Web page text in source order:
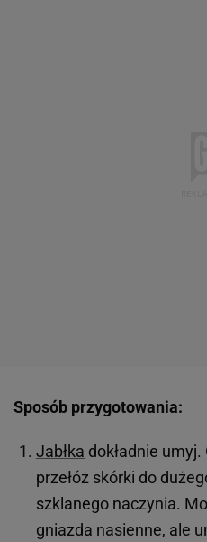
Sposób przygotowania:
Jabłka dokładnie
przełóż skórki do
szklanego naczynia.
gniazda nasienne, ale